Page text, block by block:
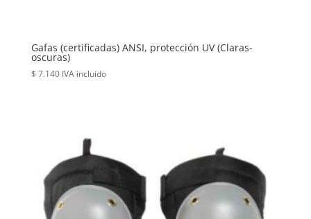
Gafas (certificadas) ANSI, protección UV (Claras-
oscuras)
$ 7.140 IVA incluido